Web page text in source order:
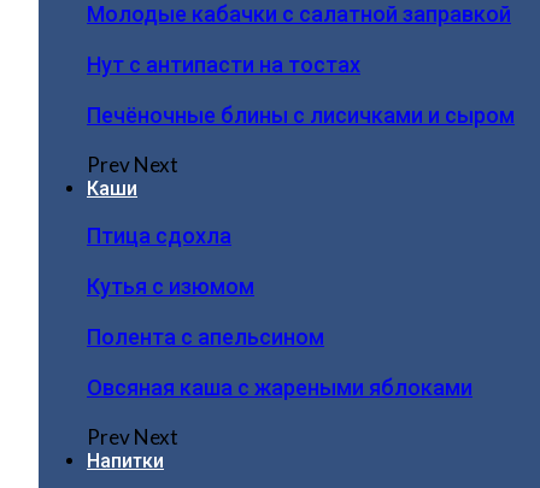
Молодые кабачки с салатной заправкой
Нут с антипасти на тостах
Печёночные блины с лисичками и сыром
PrevNext
Каши
Птица сдохла
Кутья с изюмом
Полента с апельсином
Овсяная каша с жареными яблоками
PrevNext
Напитки